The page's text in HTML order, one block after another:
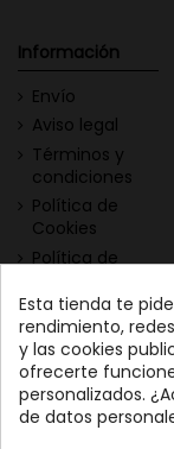
Información
Envío
Aviso legal
Términos y
condiciones
Política de
Cookies
Política de
Contacta con
Nuestras
Vinofilos Triana:
Clavijo, 23 - Gran
Esta tienda te
rendimiento,
y las cookies
ofrecerte
personalizados.
de datos